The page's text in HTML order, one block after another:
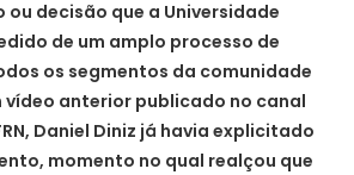
decisão que a Universidade
de um amplo processo de
os segmentos da comunidade
vídeo anterior publicado no canal
Daniel Diniz já havia explicitado
momento no qual realçou que